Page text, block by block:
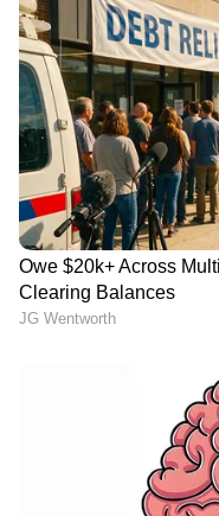
‘ഏയ് ഓട്ടോ’;
എത്തിയില്ല;
ഓട്ടോയിൽ
ചോദ്യപ്പേപ്പർ
രാഹുൽ ഗാന്ധി;
രാജിൽ
സംവാദം